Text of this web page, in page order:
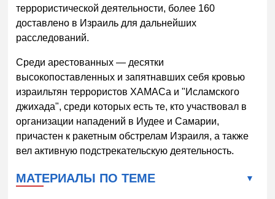
террористической деятельности, более 160
доставлено в Израиль для дальнейших
расследований.
Среди арестованных — десятки
высокопоставленных и запятнавших себя кровью
израильтян террористов ХАМАСа и "Исламского
джихада", среди которых есть те, кто участвовал в
организации нападений в Иудее и Самарии,
причастен к ракетным обстрелам Израиля, а также
вел активную подстрекательскую деятельность.
МАТЕРИАЛЫ ПО ТЕМЕ